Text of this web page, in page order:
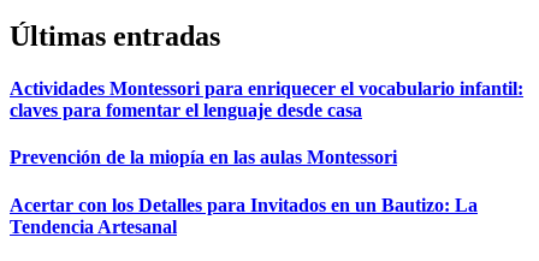
Últimas entradas
Actividades Montessori para enriquecer el vocabulario infantil:
claves para fomentar el lenguaje desde casa
Prevención de la miopía en las aulas Montessori
Acertar con los Detalles para Invitados en un Bautizo: La
Tendencia Artesanal